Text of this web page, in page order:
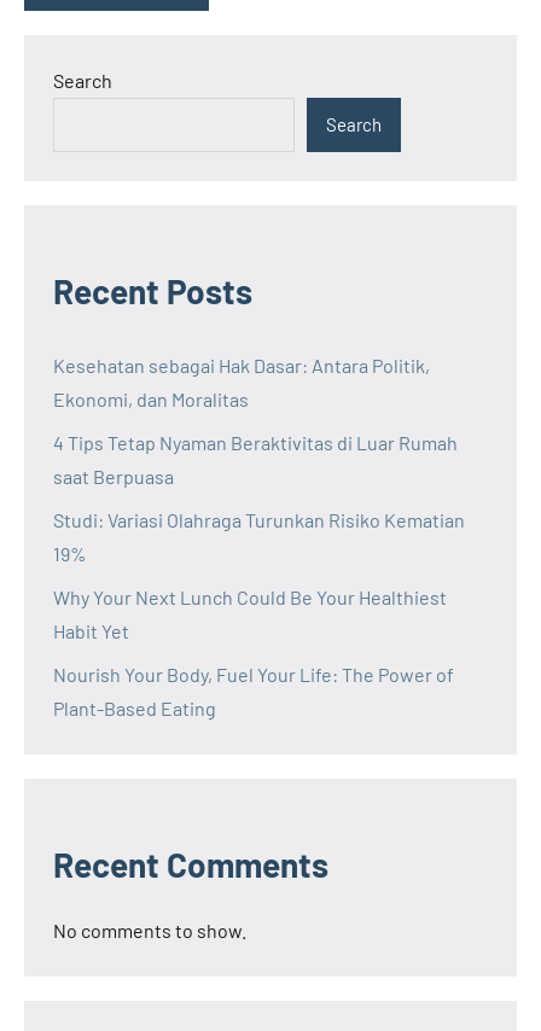
Search
Search
Recent Posts
Kesehatan sebagai Hak Dasar: Antara Politik,
Ekonomi, dan Moralitas
4 Tips Tetap Nyaman Beraktivitas di Luar Rumah
saat Berpuasa
Studi: Variasi Olahraga Turunkan Risiko Kematian
19%
Why Your Next Lunch Could Be Your Healthiest
Habit Yet
Nourish Your Body, Fuel Your Life: The Power of
Plant-Based Eating
Recent Comments
No comments to show.